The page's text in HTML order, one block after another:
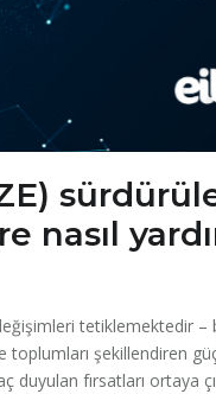
nasıl
tetiklemektedir –
toplumları şekillendiren
duyulan fırsatları ortaya